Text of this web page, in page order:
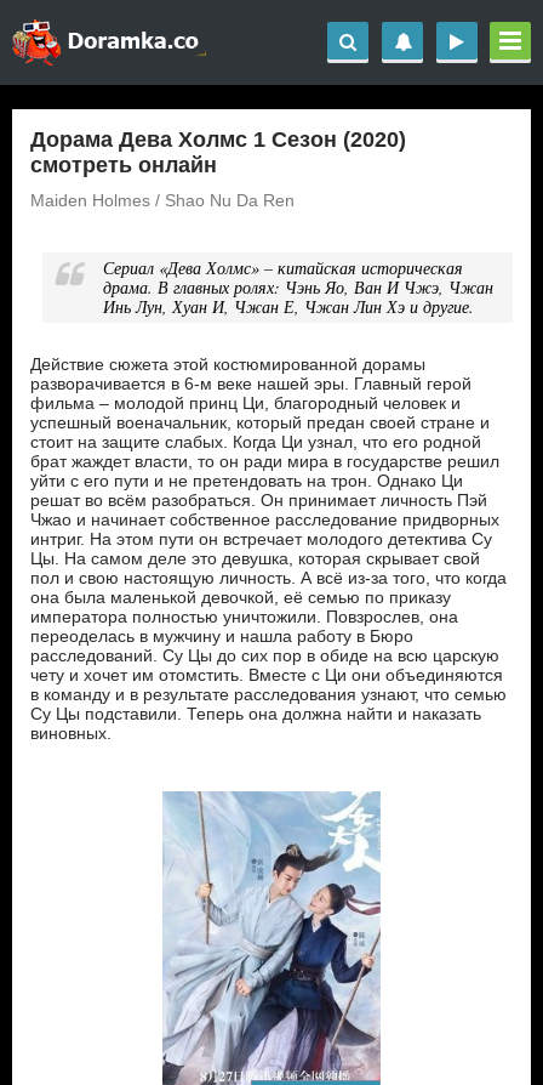
Дорама Дева Холмс 1 Сезон (2020)
смотреть онлайн
Maiden Holmes / Shao Nu Da Ren
Сериал «Дева Холмс» – китайская историческая
драма. В главных ролях: Чэнь Яо, Ван И Чжэ, Чжан
Инь Лун, Хуан И, Чжан Е, Чжан Лин Хэ и другие.
Действие сюжета этой костюмированной дорамы
разворачивается в 6-м веке нашей эры. Главный герой
фильма – молодой принц Ци, благородный человек и
успешный военачальник, который предан своей стране и
стоит на защите слабых. Когда Ци узнал, что его родной
брат жаждет власти, то он ради мира в государстве решил
уйти с его пути и не претендовать на трон. Однако Ци
решат во всём разобраться. Он принимает личность Пэй
Чжао и начинает собственное расследование придворных
интриг. На этом пути он встречает молодого детектива Су
Цы. На самом деле это девушка, которая скрывает свой
пол и свою настоящую личность. А всё из-за того, что когда
она была маленькой девочкой, её семью по приказу
императора полностью уничтожили. Повзрослев, она
переоделась в мужчину и нашла работу в Бюро
расследований. Су Цы до сих пор в обиде на всю царскую
чету и хочет им отомстить. Вместе с Ци они объединяются
в команду и в результате расследования узнают, что семью
Су Цы подставили. Теперь она должна найти и наказать
виновных.